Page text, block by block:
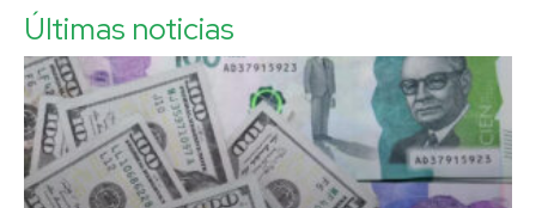
Últimas noticias